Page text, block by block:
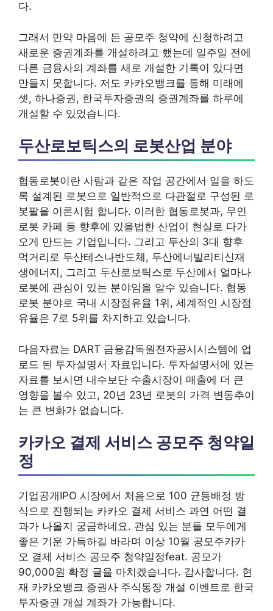
다.
그래서 만약 마음에 든 공모주 청약에 신청하려고
새로운 증권계좌를 개설하려고 했는데 일주일 전에
다른 금융사의 계좌를 새로 개설한 기록이 있다면
만들지 못합니다. 저도 카카오뱅크를 통해 미래에
셋, 하나증권, 한국투자증권의 증권계좌를 하루에
개설할 수 있었습니다.
두산로보틱스의 로봇산업 분야
협동로봇이란 사람과 같은 작업 공간에서 일을 하도
록 설계된 로봇으로 일반적으로 다관절로 구성된 로
봇팔을 이론시험 합니다. 이러한 협동로봇과, 무인
로봇 카페 등 향후에 있을법한 산업이 현실로 다가
오게 만드는 기업입니다. 그리고 두산의 3대 향후
먹거리로 두산테스나반도체, 두산에너빌리티신재
생에너지, 그리고 두산로보틱스로 두산에서 얼마나
로봇에 관심이 있는 분야임을 알수 있습니다. 협동
로봇 분야로 국내 시장점유율 1위, 세계적인 시장점
유율은 7로 5위를 차지하고 있습니다.
다음자료는 DART 금융감독원전자공시시스템에 업
로드 된 투자설명서 자료입니다. 투자설명서에 있는
자료를 보시면 내수보단 수출시장이 매출에 더 큰
영향을 볼수 있고, 20년 23년 로봇의 가격 변동추이
는 큰 변화가 없습니다.
카카오 결제 서비스 공모주 청약일
정
기업공개IPO 시장에서 처음으로 100 균등배정 방
식으로 진행되는 카카오 결제 서비스 과연 어떤 결
과가 나올지 궁금하네요. 관심 있는 분들 모두에게
좋은 기운 가득하길 바라며 이상 10월 공모주카카
오 결제 서비스 공모주 청약일정feat. 공모가
90,000원 확정 글을 마치겠습니다. 감사합니다. 현
재 카카오뱅크 증권사 주식통장 개설 이벤트로 한국
투자증권 개설 계좌가 가능합니다.